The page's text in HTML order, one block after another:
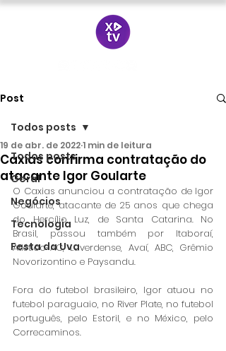
Post
Todos posts
Geral
Negócios
Tecnologia
Festa da Uva
Todos posts
Caxias confirma contratação do
atacante Igor Goularte
19 de abr. de 20221 min de leitura
O Caxias anunciou a contratação de Igor
Goularte, atacante de 25 anos que chega
do Hercílio Luz, de Santa Catarina. No
Brasil, passou também por Itaboraí,
Atlético-AC, Luverdense, Avaí, ABC, Grêmio
Novorizontino e Paysandu.
Fora do futebol brasileiro, Igor atuou no
futebol paraguaio, no River Plate, no futebol
português, pelo Estoril, e no México, pelo
Correcaminos.